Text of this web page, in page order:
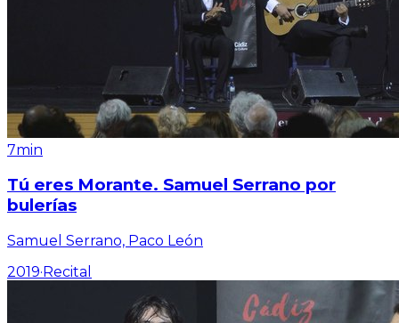
7min
Tú eres Morante. Samuel Serrano por
bulerías
Samuel Serrano, Paco León
2019· Recital